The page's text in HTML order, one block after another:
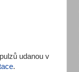
udanou v
.